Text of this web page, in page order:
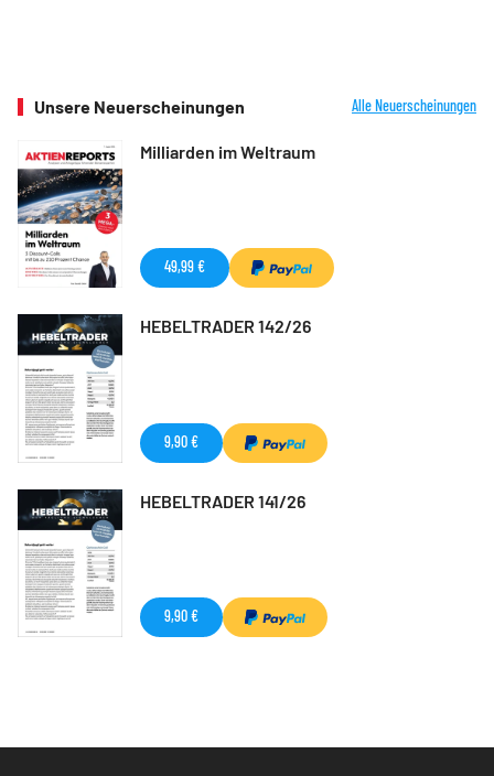
Unsere Neuerscheinungen Alle Neuerscheinungen
Milliarden im Weltraum
49,99 €
HEBELTRADER 142/26
9,90 €
HEBELTRADER 141/26
9,90 €